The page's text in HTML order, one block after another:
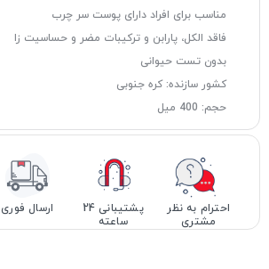
مناسب برای افراد دارای پوست سر چرب
فاقد الكل، پارابن و ترکیبات مضر و حساسیت زا
بدون تست حیوانی
کشور سازنده: کره جنوبی
حجم: 400 میل
احترام به نظر
مشتری
پشتیبانی 24
ساعته
ارسال فوری